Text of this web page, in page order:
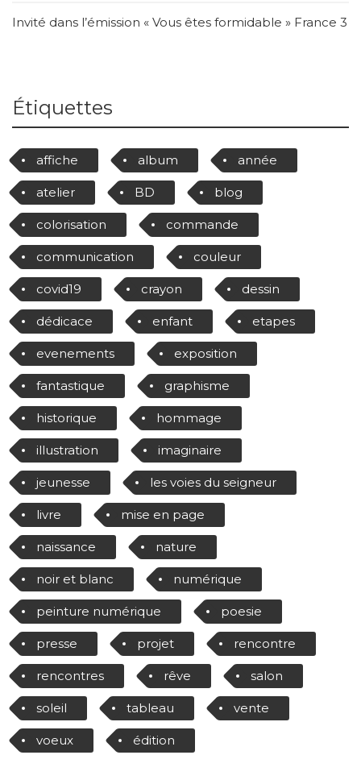
Invité dans l’émission « Vous êtes formidable » France 3
Étiquettes
affiche album année
atelier BD blog
colorisation commande
communication couleur
covid19 crayon dessin
dédicace enfant etapes
evenements exposition
fantastique graphisme
historique hommage
illustration imaginaire
jeunesse les voies du seigneur
livre mise en page
naissance nature
noir et blanc numérique
peinture numérique poesie
presse projet rencontre
rencontres rêve salon
soleil tableau vente
voeux édition